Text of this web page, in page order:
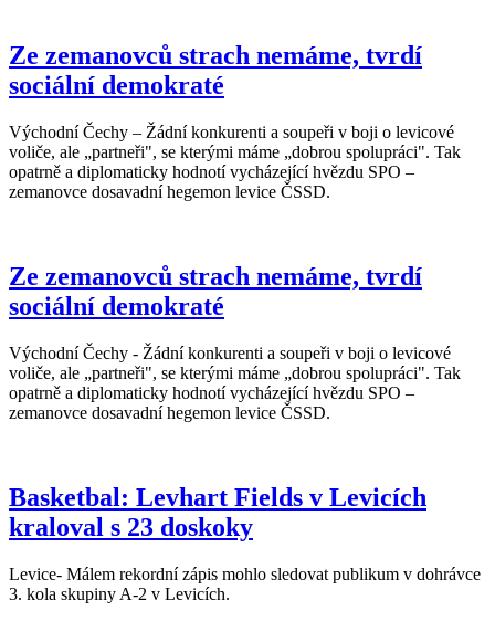
Ze zemanovců strach nemáme, tvrdí
sociální demokraté
Východní Čechy – Žádní konkurenti a soupeři v boji o levicové
voliče, ale „partneři", se kterými máme „dobrou spolupráci". Tak
opatrně a diplomaticky hodnotí vycházející hvězdu SPO –
zemanovce dosavadní hegemon levice ČSSD.
Ze zemanovců strach nemáme, tvrdí
sociální demokraté
Východní Čechy - Žádní konkurenti a soupeři v boji o levicové
voliče, ale „partneři", se kterými máme „dobrou spolupráci". Tak
opatrně a diplomaticky hodnotí vycházející hvězdu SPO –
zemanovce dosavadní hegemon levice ČSSD.
Basketbal: Levhart Fields v Levicích
kraloval s 23 doskoky
Levice- Málem rekordní zápis mohlo sledovat publikum v dohrávce
3. kola skupiny A-2 v Levicích.